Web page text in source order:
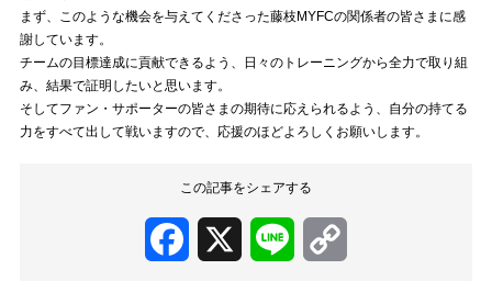
まず、このような機会を与えてくださった藤枝MYFCの関係者の皆さまに感
謝しています。
チームの目標達成に貢献できるよう、日々のトレーニングから全力で取り組
み、結果で証明したいと思います。
そしてファン・サポーターの皆さまの期待に応えられるよう、自分の持てる
力をすべて出して戦いますので、応援のほどよろしくお願いします。
この記事をシェアする
Facebook Line